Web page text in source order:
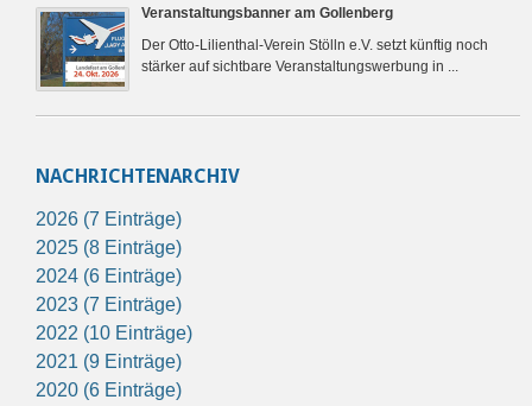
Veranstaltungsbanner am Gollenberg
Der Otto-Lilienthal-Verein Stölln e.V. setzt künftig noch
stärker auf sichtbare Veranstaltungswerbung in ...
NACHRICHTENARCHIV
2026 (7 Einträge)
2025 (8 Einträge)
2024 (6 Einträge)
2023 (7 Einträge)
2022 (10 Einträge)
2021 (9 Einträge)
2020 (6 Einträge)